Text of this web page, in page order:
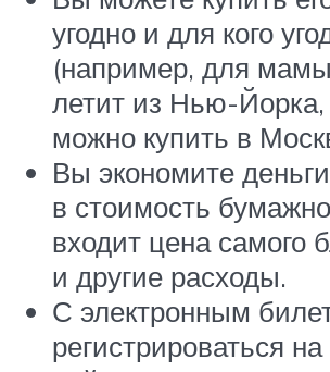
угодно и для кого
(например, для
летит из Нью-Йорка,
можно купить в
Вы экономите
в стоимость
входит цена самого
и другие расходы.
С электронным
регистрироваться